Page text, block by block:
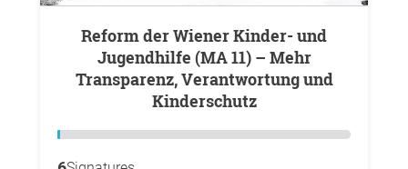
Reform der Wiener Kinder- und
Jugendhilfe (MA 11) – Mehr
Transparenz, Verantwortung und
Kinderschutz